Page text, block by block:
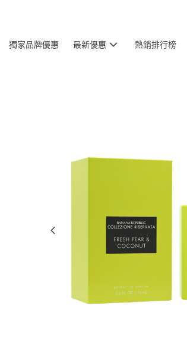
獨家品牌優惠 最新優惠 熱銷排行榜